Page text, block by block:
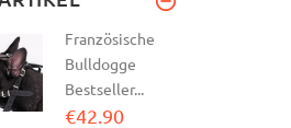
Französische
Bulldogge
Bestseller...
€42.90